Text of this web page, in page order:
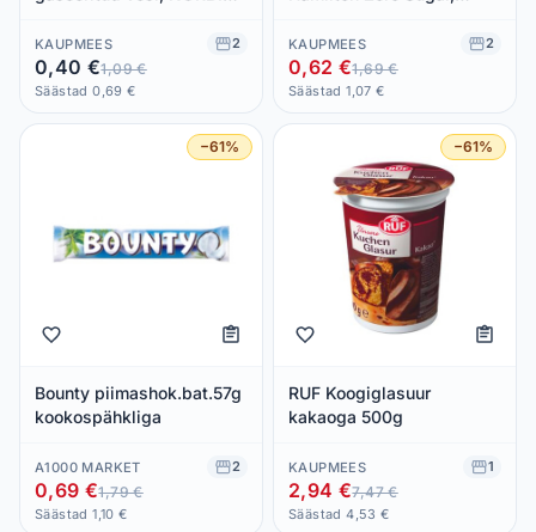
KAUPMEES 2
0,40 €1,09 €
Säästad 0,69 €
KAUPMEES 2
0,62 €1,69 €
Säästad 1,07 €
−61%
Bounty piimashok.bat.57g
kookospähkliga
A1000 MARKET 2
0,69 €1,79 €
Säästad 1,10 €
−61%
RUF Koogiglasuur
kakaoga 500g
KAUPMEES 1
2,94 €7,47 €
Säästad 4,53 €